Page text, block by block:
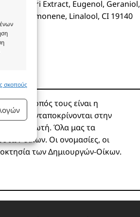
ενεργό
σκοπούς
Prunastri Extract, Eugenol, Geraniol,
Limonene, Linalool, CI 19140
Σκοπός τους είναι η
δεν ανταποκρίνονται στην
καταναλωτή. Όλα μας τα
οίκων. Οι ονομασίες, οι
των Δημιουργών-Οίκων.